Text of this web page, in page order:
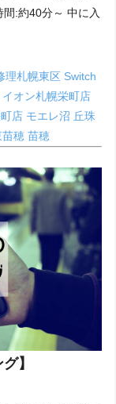
:約40分～ 中に入
理札幌東区 Switch
イオン札幌栄町店
店 モエレ沼 丘珠
苗穂苗穂
】